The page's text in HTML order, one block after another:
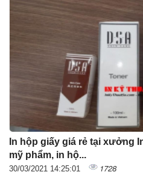
In hộp giấy giá rẻ tại xưởng
mỹ phẩm, in hộ...
30/03/2021 14:25:01 1728